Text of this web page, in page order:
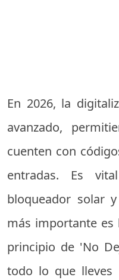
En 2026, la
avanzado,
cuenten con
entradas. Es
bloqueador solar
más importante es
principio de 'No
todo lo que lleves